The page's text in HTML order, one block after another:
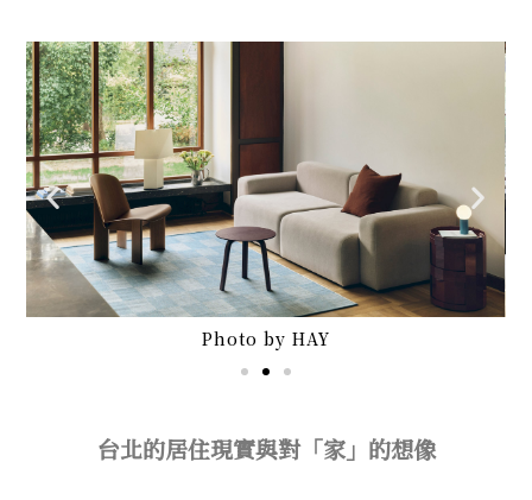
Photo by HAY
台北的居住現實與對「家」的想像